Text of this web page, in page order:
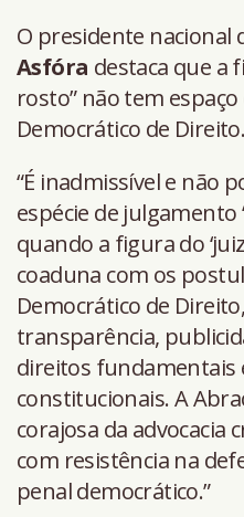
O presidente nacional
Asfóra destaca que a
rosto” não tem
Democrático de Direito.
“É inadmissível e não
espécie de julgamento
quando a figura do
coaduna com os
Democrático de
transparência,
direitos fundamentais
constitucionais. A
corajosa da
com resistência na
penal democrático.”